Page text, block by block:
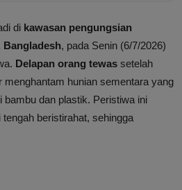
di kawasan pengungsian
Bangladesh, pada Senin (6/7/2026)
Delapan orang tewas setelah
menghantam hunian sementara yang
bambu dan plastik. Peristiwa ini
beristirahat, sehingga